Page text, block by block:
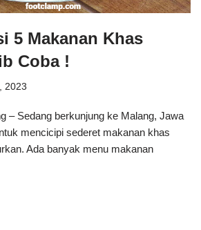
5 Makanan Khas
Coba !
2023
– Sedang berkunjung ke Malang, Jawa
mencicipi sederet makanan khas
Ada banyak menu makanan